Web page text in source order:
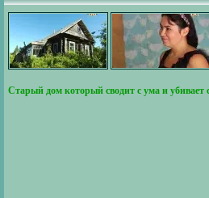
Старый дом который сводит с ума и убивает